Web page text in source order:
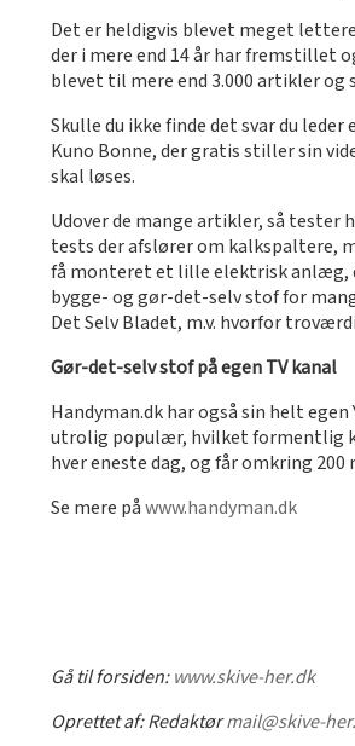
Det er heldigvis blevet meget
der i mere end 14 år har fremstillet
blevet til mere end 3.000 artikler og
Skulle du ikke finde det svar du
Kuno Bonne, der gratis stiller sin
skal løses.
Udover de mange artikler, så tester
tests der afslører om kalkspaltere,
få monteret et lille elektrisk anlæg,
bygge- og gør-det-selv stof for
Det Selv Bladet, m.v. hvorfor
Gør-det-selv stof på egen TV kanal
Handyman.dk har også sin helt
utrolig populær, hvilket formentlig
hver eneste dag, og får omkring 200
Se mere påwww.handyman.dk
Gå til forsiden:www.skive-her.dk
Oprettet af:Redaktørmail@skive-